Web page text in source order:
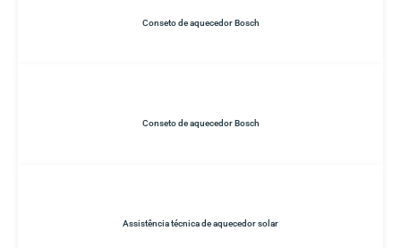
Conseto de aquecedor Bosch
Conseto de aquecedor Bosch
Assistência técnica de aquecedor solar